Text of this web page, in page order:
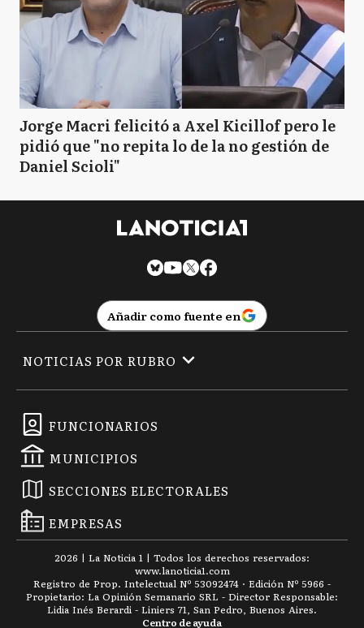
Jorge Macri felicitó a Axel Kicillof pero le
pidió que "no repita lo de la no gestión de
Daniel Scioli"
Añadir como fuente en
FUNCIONARIOS
MUNICIPIOS
SECCIONES ELECTORALES
EMPRESAS
NOTICIAS POR RUBRO
2026 | La Noticia 1 | Todos los derechos reservados:
www.lanoticia1.com
Registro de Prop. Intelectual Nº 53092474 · Edición Nº 5966 -
Propietario: La Opinión Semanario SRL - Director Responsable:
Lidia Inés Berardi - Liniers 71, San Pedro, Buenos Aires.
Centro de ayuda